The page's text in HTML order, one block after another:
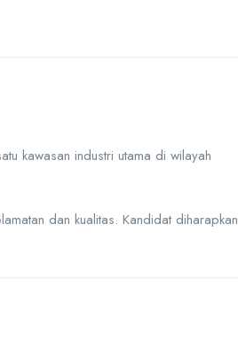
kawasan industri utama di wilayah
dan kualitas. Kandidat diharapkan